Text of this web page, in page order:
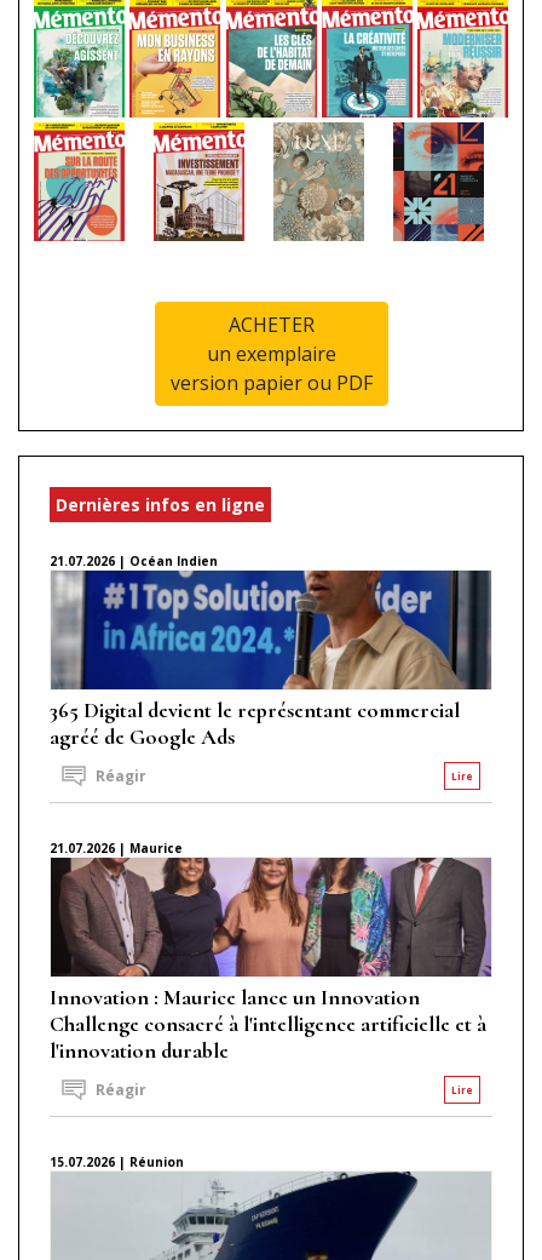
ACHETER
un exemplaire
version papier ou PDF
Dernières infos en ligne
21.07.2026 | Océan Indien
365 Digital devient le représentant commercial
agréé de Google Ads
Lire
Réagir
21.07.2026 | Maurice
Innovation : Maurice lance un Innovation
Challenge consacré à l'intelligence artificielle et à
l'innovation durable
Lire
Réagir
15.07.2026 | Réunion